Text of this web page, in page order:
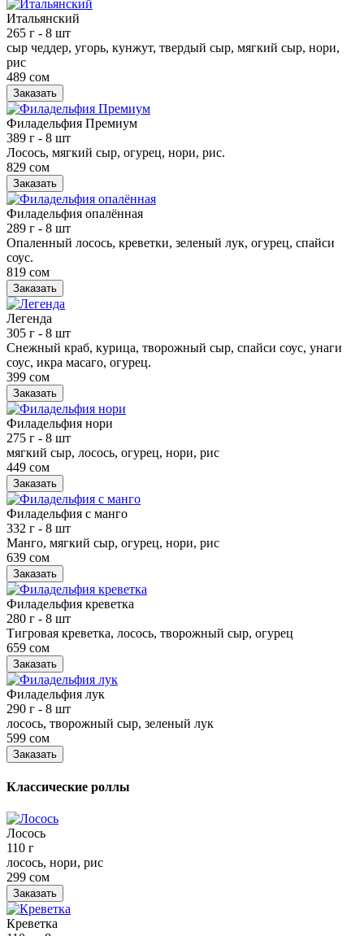
Итальянский
265 г - 8 шт
сыр чеддер, угорь, кунжут, твердый сыр, мягкий сыр, нори,
рис
489 сом
Заказать
Филадельфия Премиум
389 г - 8 шт
Лосось, мягкий сыр, огурец, нори, рис.
829 сом
Заказать
Филадельфия опалённая
289 г - 8 шт
Опаленный лосось, креветки, зеленый лук, огурец, спайси
соус.
819 сом
Заказать
Легенда
305 г - 8 шт
Снежный краб, курица, творожный сыр, спайси соус, унаги
соус, икра масаго, огурец.
399 сом
Заказать
Филадельфия нори
275 г - 8 шт
мягкий сыр, лосось, огурец, нори, рис
449 сом
Заказать
Филадельфия с манго
332 г - 8 шт
Манго, мягкий сыр, огурец, нори, рис
639 сом
Заказать
Филадельфия креветка
280 г - 8 шт
Тигровая креветка, лосось, творожный сыр, огурец
659 сом
Заказать
Филадельфия лук
290 г - 8 шт
лосось, творожный сыр, зеленый лук
599 сом
Заказать
Классические роллы
Лосось
110 г
лосось, нори, рис
299 сом
Заказать
Креветка